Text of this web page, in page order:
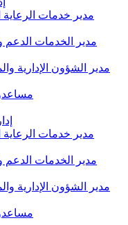
مدير خدمات الرعاية
مدير الخدمات الدعم
مدير الشؤون الإدارية
مدير خدمات الرعاية
مدير الخدمات الدعم
مدير الشؤون الإدارية